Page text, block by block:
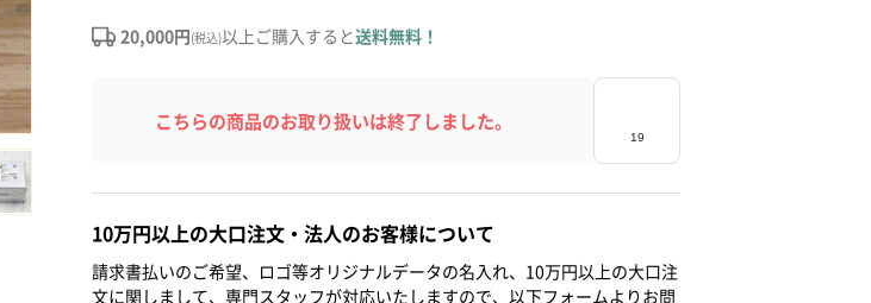
20,000円(税込)以上ご購入すると送料無料！
こちらの商品のお取り扱いは終了しました。
10万円以上の大口注文・法人のお客様について
請求書払いのご希望、ロゴ等オリジナルデータの名入れ、10万円以上の大口注
文に関しまして、専門スタッフが対応いたしますので、以下フォームよりお問